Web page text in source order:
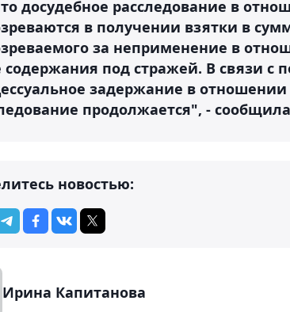
досудебное расследование в
в получении взятки в
за неприменение в
содержания под стражей. В связи
задержание в
продолжается", -
новостью:
Ирина Капитанова